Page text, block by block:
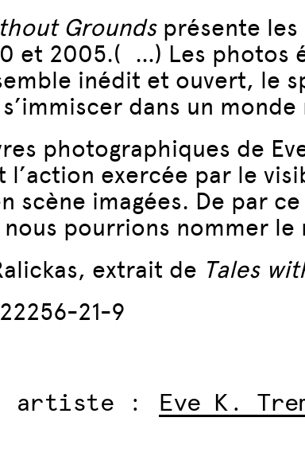
Groundsprésente les
et 2005.( …) Les photos
inédit et ouvert, le
dans un
photographiques de
l’action exercée par le
scène imagées. De par
pourrions nommer
extrait de Tales
21-9
artiste : Eve K.